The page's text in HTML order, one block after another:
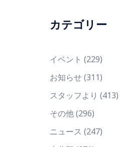
カテゴリー
イベント (229)
お知らせ(311)
スタッフより (413)
その他(296)
ニュース (247)